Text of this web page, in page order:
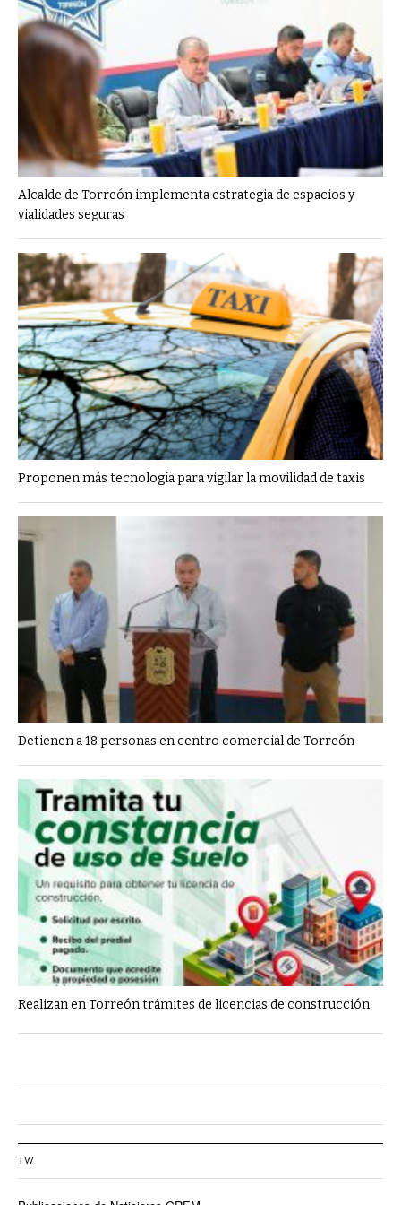
Alcalde de Torreón implementa estrategia de espacios y
vialidades seguras
Proponen más tecnología para vigilar la movilidad de taxis
Detienen a 18 personas en centro comercial de Torreón
Realizan en Torreón trámites de licencias de construcción
TW